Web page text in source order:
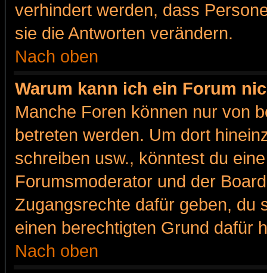
verhindert werden, dass
sie die Antworten verändern.
Nach oben
Warum kann ich ein Forum
Manche Foren können nur von
betreten werden. Um dort
schreiben usw., könntest du
Forumsmoderator und der
Zugangsrechte dafür geben, du
einen berechtigten Grund dafür
Nach oben